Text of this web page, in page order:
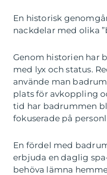
En historisk
nackdelar med olika
Genom historien har
med lyx och status.
använde man
plats för avkoppling
tid har badrummen
fokuserade på
En fördel med
erbjuda en daglig
behöva lämna